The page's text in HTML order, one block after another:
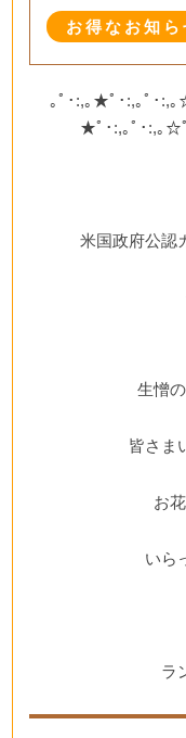
お得なお知ら
｡ﾟ･:,｡★ﾟ･:,｡ﾟ･:,｡
★ﾟ･:,｡ﾟ･:,｡☆
米国政府公認
生憎
皆さま
お
いら
ラ